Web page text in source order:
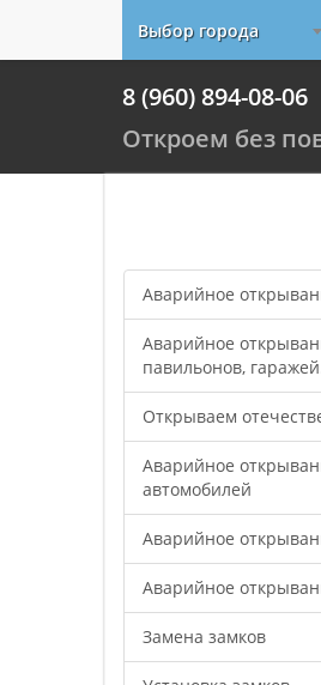
Выбор города
8 (960) 894-08-06
Откроем без
Аварийное
Аварийное
павильонов,
Открываем
Аварийное
автомобилей
Аварийное
Аварийное
Замена замков